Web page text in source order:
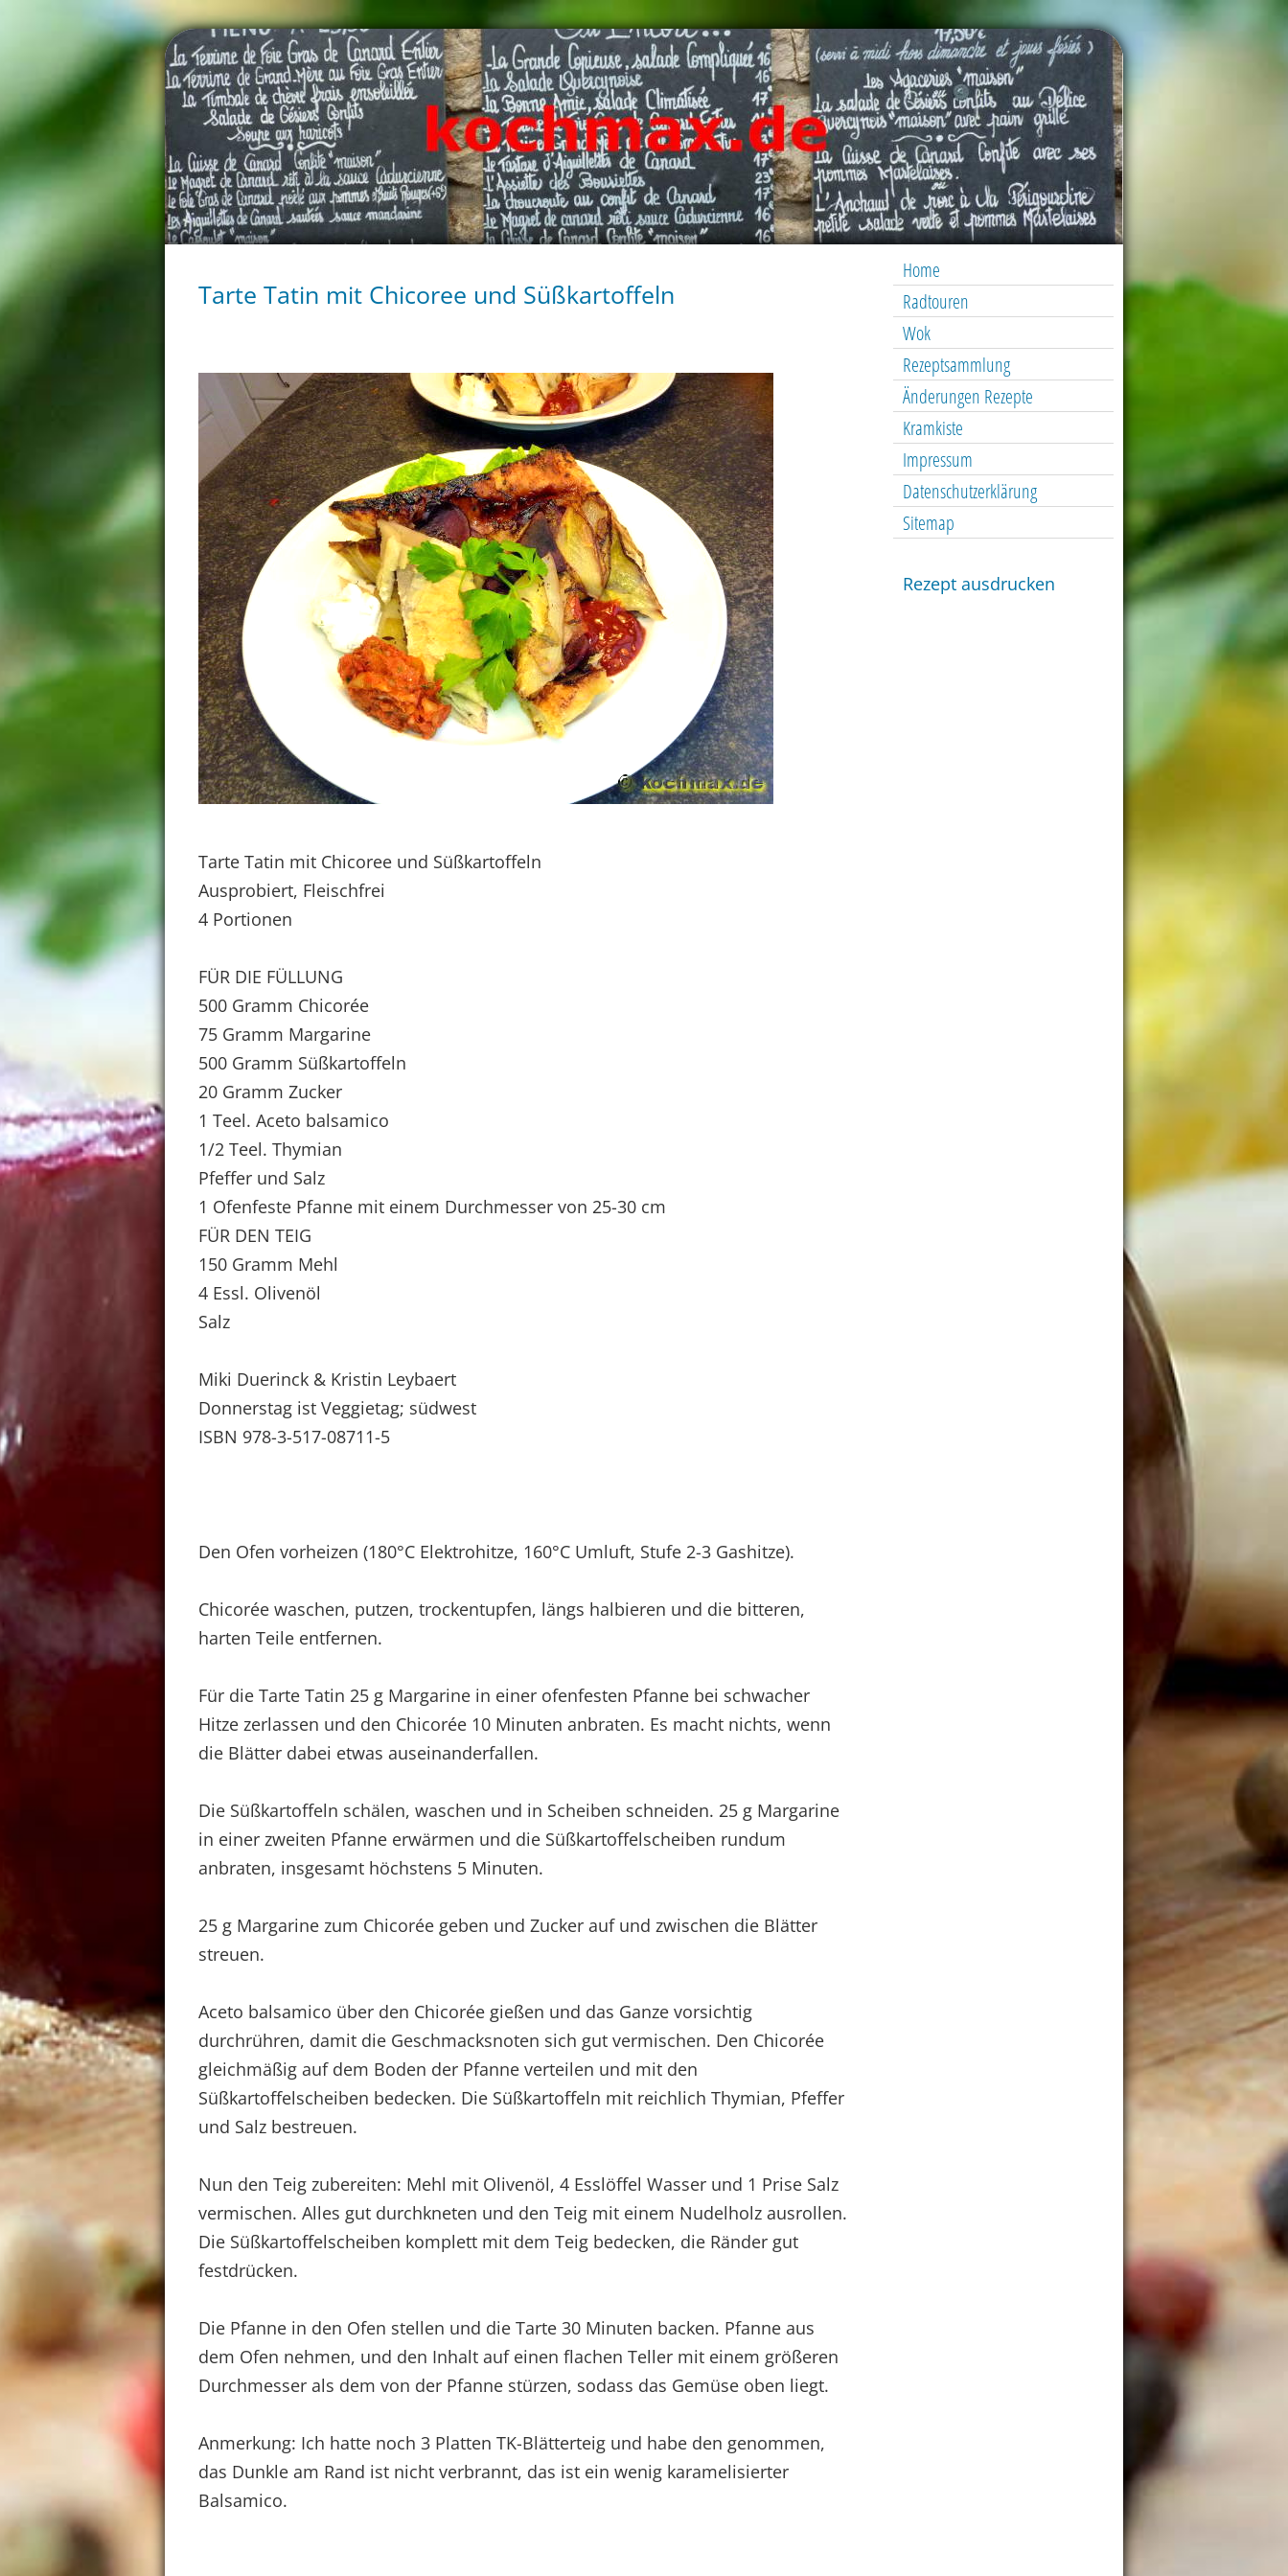
Home
Radtouren
Wok
Rezeptsammlung
Änderungen Rezepte
Kramkiste
Impressum
Datenschutzerklärung
Sitemap
Rezept ausdrucken
Tarte Tatin mit Chicoree und Süßkartoffeln
Tarte Tatin mit Chicoree und Süßkartoffeln
Ausprobiert, Fleischfrei
4 Portionen
FÜR DIE FÜLLUNG
500 Gramm Chicorée
75 Gramm Margarine
500 Gramm Süßkartoffeln
20 Gramm Zucker
1 Teel. Aceto balsamico
1/2 Teel. Thymian
Pfeffer und Salz
1 Ofenfeste Pfanne mit einem Durchmesser von 25-30 cm
FÜR DEN TEIG
150 Gramm Mehl
4 Essl. Olivenöl
Salz
Miki Duerinck & Kristin Leybaert
Donnerstag ist Veggietag; südwest
ISBN 978-3-517-08711-5
Den Ofen vorheizen (180°C Elektrohitze, 160°C Umluft, Stufe 2-3 Gashitze).
Chicorée waschen, putzen, trockentupfen, längs halbieren und die bitteren,
harten Teile entfernen.
Für die Tarte Tatin 25 g Margarine in einer ofenfesten Pfanne bei schwacher
Hitze zerlassen und den Chicorée 10 Minuten anbraten. Es macht nichts, wenn
die Blätter dabei etwas auseinanderfallen.
Die Süßkartoffeln schälen, waschen und in Scheiben schneiden. 25 g Margarine
in einer zweiten Pfanne erwärmen und die Süßkartoffelscheiben rundum
anbraten, insgesamt höchstens 5 Minuten.
25 g Margarine zum Chicorée geben und Zucker auf und zwischen die Blätter
streuen.
Aceto balsamico über den Chicorée gießen und das Ganze vorsichtig
durchrühren, damit die Geschmacksnoten sich gut vermischen. Den Chicorée
gleichmäßig auf dem Boden der Pfanne verteilen und mit den
Süßkartoffelscheiben bedecken. Die Süßkartoffeln mit reichlich Thymian, Pfeffer
und Salz bestreuen.
Nun den Teig zubereiten: Mehl mit Olivenöl, 4 Esslöffel Wasser und 1 Prise Salz
vermischen. Alles gut durchkneten und den Teig mit einem Nudelholz ausrollen.
Die Süßkartoffelscheiben komplett mit dem Teig bedecken, die Ränder gut
festdrücken.
Die Pfanne in den Ofen stellen und die Tarte 30 Minuten backen. Pfanne aus
dem Ofen nehmen, und den Inhalt auf einen flachen Teller mit einem größeren
Durchmesser als dem von der Pfanne stürzen, sodass das Gemüse oben liegt.
Anmerkung: Ich hatte noch 3 Platten TK-Blätterteig und habe den genommen,
das Dunkle am Rand ist nicht verbrannt, das ist ein wenig karamelisierter
Balsamico.